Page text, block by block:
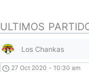
ULTIMOS
Los Chankas
27 Oct 2020 - 10:30 am